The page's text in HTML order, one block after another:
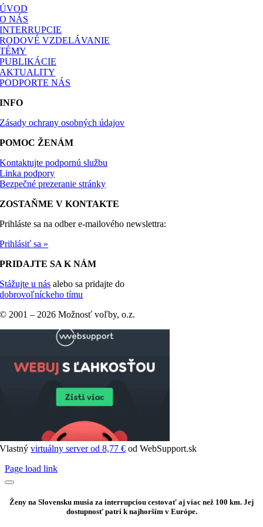
ÚVOD
O NÁS
INTERRUPCIE
RODOVÉ VZDELÁVANIE
TÉMY
PUBLIKÁCIE
AKTUALITY
PODPORTE NÁS
INFO
Zásady ochrany osobných údajov
POMOC ŽENÁM
Kontaktujte podpornú službu
Linka podpory
Bezpečné prezeranie stránky
ZOSTAŇME V KONTAKTE
Prihláste sa na odber e-mailového newslettra:
Prihlásiť sa »
PRIDAJTE SA K NÁM
Stážujte u nás alebo sa pridajte do
dobrovoľníckeho tímu
© 2001 – 2026 Možnosť voľby, o.z.
Vlastnývirtuálny server od 8,77 € od WebSupport.sk
Page load link
Ženy na Slovensku musia za interrupciou cestovať aj viac než 100 km. Jej
dostupnosť patrí k najhorším v Európe.